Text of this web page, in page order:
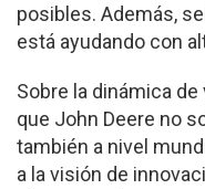
posibles. Además,
está ayudando con
Sobre la dinámica
que John Deere no
también a nivel
a la visión de